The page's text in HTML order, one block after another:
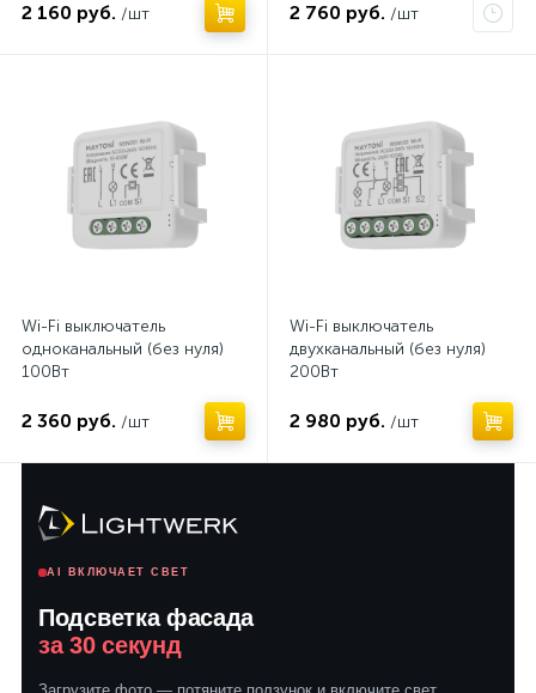
2 160 руб. /шт 2 760 руб. /шт
Wi-Fi выключатель
одноканальный (без нуля)
100Вт
2 360 руб. /шт
Wi-Fi выключатель
двухканальный (без нуля)
200Вт
2 980 руб. /шт
AI ВКЛЮЧАЕТ СВЕТ
Подсветка фасада
за 30 секунд